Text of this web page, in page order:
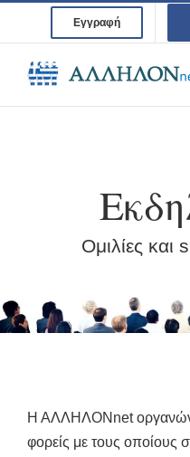
content
Εγγραφή
Ομιλίες
Η ΑΛΛΗΛΟΝnet
φορείς με τους οποίους